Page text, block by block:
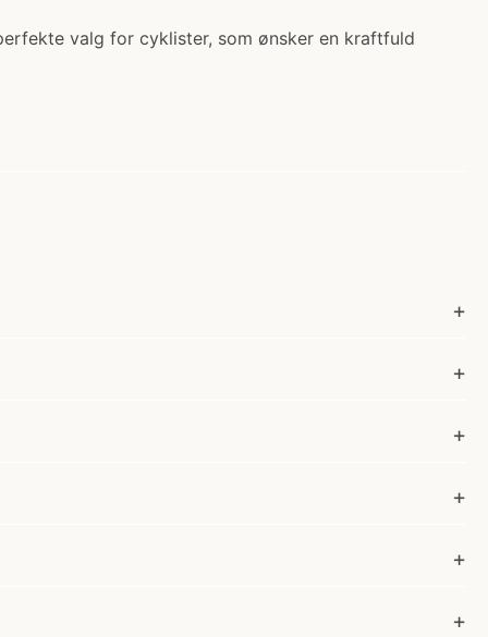
valg for cyklister, som ønsker en kraftfuld